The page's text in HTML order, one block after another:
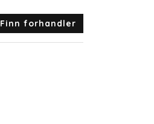
Finn forhandler